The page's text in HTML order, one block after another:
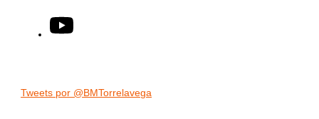
Tweets por @BMTorrelavega